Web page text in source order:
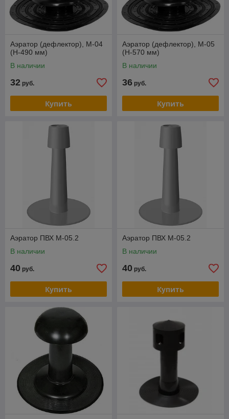
Аэратор (дефлектор), М-04
(Н-490 мм)
В наличии
32 руб.
Купить
Аэратор (дефлектор), М-05
(Н-570 мм)
В наличии
36 руб.
Купить
Аэратор ПВХ М-05.2
В наличии
40 руб.
Купить
Аэратор ПВХ М-05.2
В наличии
40 руб.
Купить